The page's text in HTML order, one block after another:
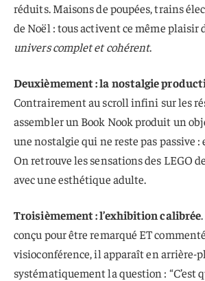
réduits. Maisons de poupées, trains
de Noël : tous activent ce même plaisir
univers complet et cohérent.
Deuxièmement : la nostalgie
Contrairement au scroll infini sur les
assembler un Book Nook produit un
une nostalgie qui ne reste pas passive
On retrouve les sensations des LEGO
avec une esthétique adulte.
Troisièmement : l’exhibition calibrée
conçu pour être remarqué ET
visioconférence, il apparaît en arrière-
systématiquement la question : “C’est